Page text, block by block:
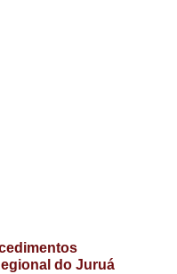
do Juruá